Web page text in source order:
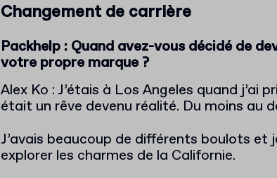
Changement de carrière
Packhelp : Quand avez-vous décidé de
votre propre marque ?
Alex Ko : J’étais à Los Angeles quand j’ai
était un rêve devenu réalité. Du moins au
J’avais beaucoup de différents boulots
explorer les charmes de la Californie.